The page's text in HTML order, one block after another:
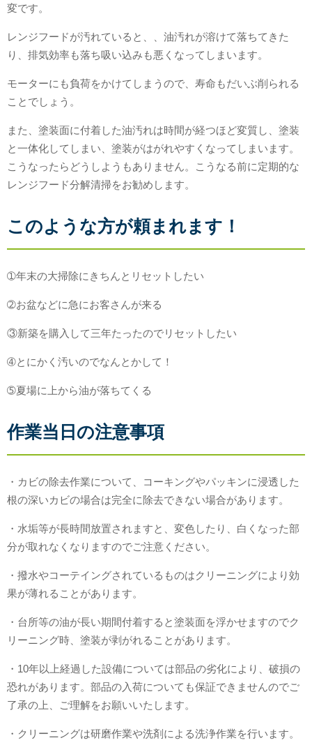
変です。
レンジフードが汚れていると、、油汚れが溶けて落ちてきた
り、排気効率も落ち吸い込みも悪くなってしまいます。
モーターにも負荷をかけてしまうので、寿命もだいぶ削られる
ことでしょう。
また、塗装面に付着した油汚れは時間が経つほど変質し、塗装
と一体化してしまい、塗装がはがれやすくなってしまいます。
こうなったらどうしようもありません。こうなる前に定期的な
レンジフード分解清掃をお勧めします。
このような方が頼まれます！
➀年末の大掃除にきちんとリセットしたい
➁お盆などに急にお客さんが来る
③新築を購入して三年たったのでリセットしたい
➃とにかく汚いのでなんとかして！
➄夏場に上から油が落ちてくる
作業当日の注意事項
・カビの除去作業について、コーキングやパッキンに浸透した
根の深いカビの場合は完全に除去できない場合があります。
・水垢等が長時間放置されますと、変色したり、白くなった部
分が取れなくなりますのでご注意ください。
・撥水やコーテイングされているものはクリーニングにより効
果が薄れることがあります。
・台所等の油が長い期間付着すると塗装面を浮かせますのでク
リーニング時、塗装が剥がれることがあります。
・10年以上経過した設備については部品の劣化により、破損の
恐れがあります。部品の入荷についても保証できませんのでご
了承の上、ご理解をお願いいたします。
・クリーニングは研磨作業や洗剤による洗浄作業を行います。